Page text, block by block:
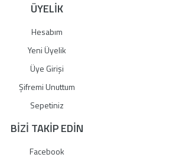
ÜYELİK
Hesabım
Yeni Üyelik
Üye Girişi
Şifremi Unuttum
Sepetiniz
BİZİ TAKİP EDİN
Facebook